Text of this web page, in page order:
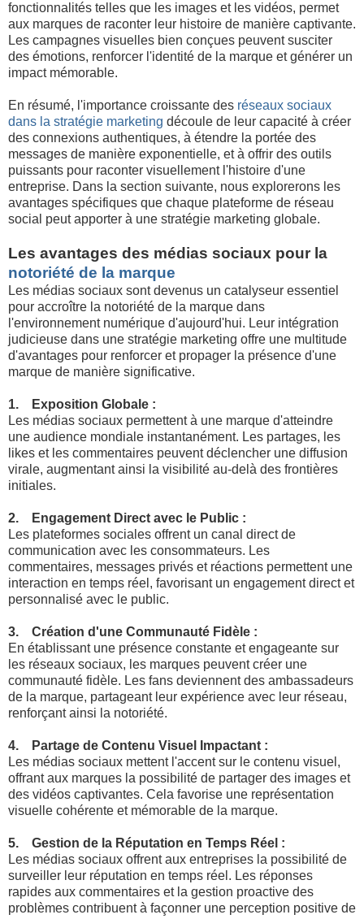
fonctionnalités telles que les images et les vidéos, permet
aux marques de raconter leur histoire de manière captivante.
Les campagnes visuelles bien conçues peuvent susciter
des émotions, renforcer l'identité de la marque et générer un
impact mémorable.
En résumé, l'importance croissante des réseaux sociaux
dans la stratégie marketing découle de leur capacité à créer
des connexions authentiques, à étendre la portée des
messages de manière exponentielle, et à offrir des outils
puissants pour raconter visuellement l'histoire d'une
entreprise. Dans la section suivante, nous explorerons les
avantages spécifiques que chaque plateforme de réseau
social peut apporter à une stratégie marketing globale.
Les avantages des médias sociaux pour la
notoriété de la marque
Les médias sociaux sont devenus un catalyseur essentiel
pour accroître la notoriété de la marque dans
l'environnement numérique d'aujourd'hui. Leur intégration
judicieuse dans une stratégie marketing offre une multitude
d'avantages pour renforcer et propager la présence d'une
marque de manière significative.
1. Exposition Globale :
Les médias sociaux permettent à une marque d'atteindre
une audience mondiale instantanément. Les partages, les
likes et les commentaires peuvent déclencher une diffusion
virale, augmentant ainsi la visibilité au-delà des frontières
initiales.
2. Engagement Direct avec le Public :
Les plateformes sociales offrent un canal direct de
communication avec les consommateurs. Les
commentaires, messages privés et réactions permettent une
interaction en temps réel, favorisant un engagement direct et
personnalisé avec le public.
3. Création d'une Communauté Fidèle :
En établissant une présence constante et engageante sur
les réseaux sociaux, les marques peuvent créer une
communauté fidèle. Les fans deviennent des ambassadeurs
de la marque, partageant leur expérience avec leur réseau,
renforçant ainsi la notoriété.
4. Partage de Contenu Visuel Impactant :
Les médias sociaux mettent l'accent sur le contenu visuel,
offrant aux marques la possibilité de partager des images et
des vidéos captivantes. Cela favorise une représentation
visuelle cohérente et mémorable de la marque.
5. Gestion de la Réputation en Temps Réel :
Les médias sociaux offrent aux entreprises la possibilité de
surveiller leur réputation en temps réel. Les réponses
rapides aux commentaires et la gestion proactive des
problèmes contribuent à façonner une perception positive de